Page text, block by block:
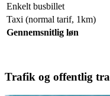
Enkelt busbillet
Taxi (normal tarif, 1km)
Gennemsnitlig løn
Trafik og offentlig